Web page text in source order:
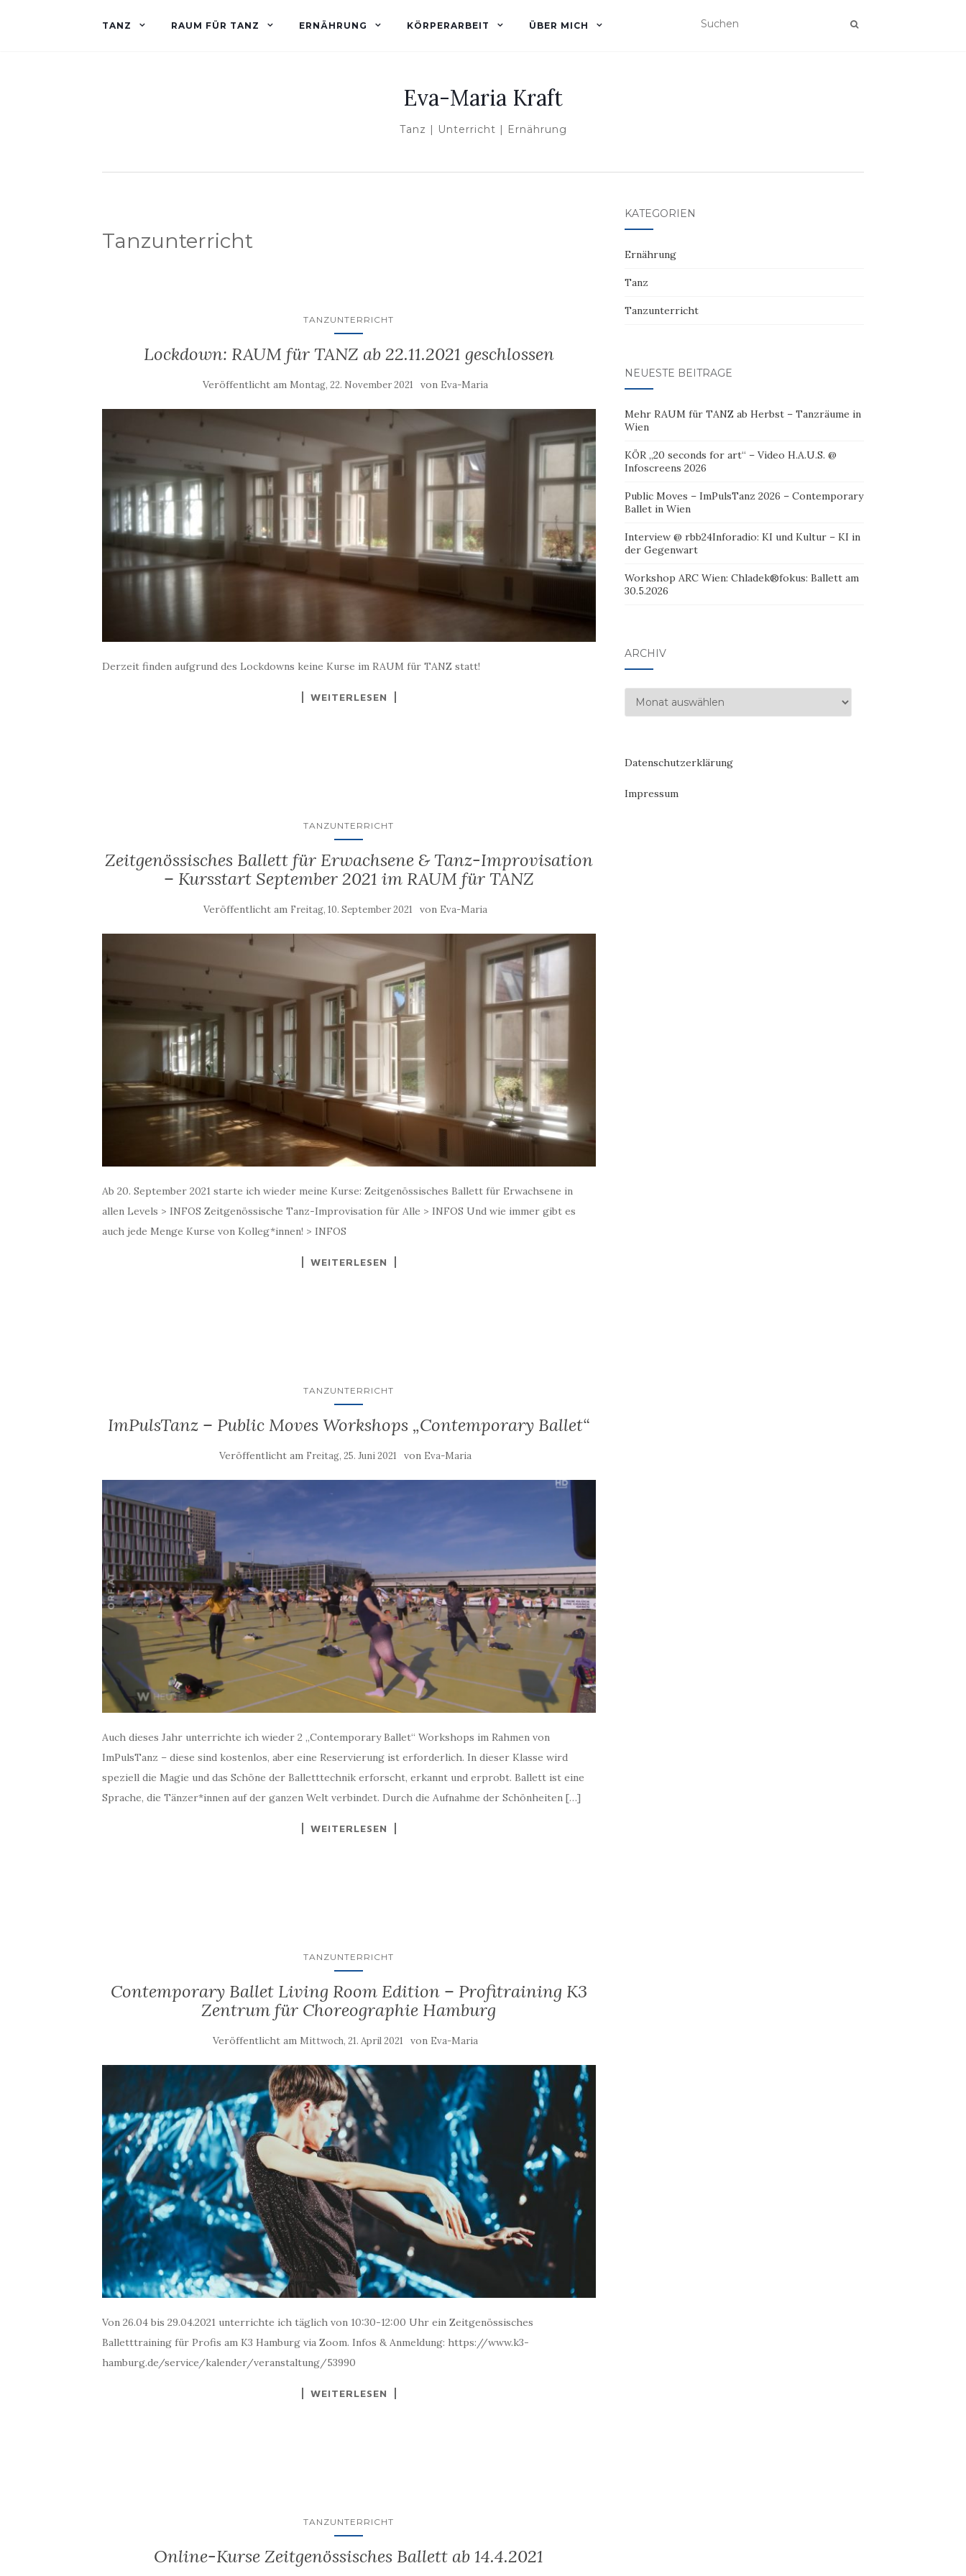
TANZ RAUM FÜR TANZ ERNÄHRUNG KÖRPERARBEIT ÜBER MICH
Eva-Maria Kraft
Tanz | Unterricht | Ernährung
Tanzunterricht
TANZUNTERRICHT
Lockdown: RAUM für TANZ ab 22.11.2021 geschlossen
Veröffentlicht am Montag, 22. November 2021 von Eva-Maria
Derzeit finden aufgrund des Lockdowns keine Kurse im RAUM für TANZ statt!
WEITERLESEN
TANZUNTERRICHT
Zeitgenössisches Ballett für Erwachsene & Tanz-Improvisation
– Kursstart September 2021 im RAUM für TANZ
Veröffentlicht am Freitag, 10. September 2021 von Eva-Maria
Ab 20. September 2021 starte ich wieder meine Kurse: Zeitgenössisches Ballett für Erwachsene in
allen Levels > INFOS Zeitgenössische Tanz-Improvisation für Alle > INFOS Und wie immer gibt es
auch jede Menge Kurse von Kolleg*innen! > INFOS
WEITERLESEN
TANZUNTERRICHT
ImPulsTanz – Public Moves Workshops „Contemporary Ballet“
Veröffentlicht am Freitag, 25. Juni 2021 von Eva-Maria
Auch dieses Jahr unterrichte ich wieder 2 „Contemporary Ballet“ Workshops im Rahmen von
ImPulsTanz – diese sind kostenlos, aber eine Reservierung ist erforderlich. In dieser Klasse wird
speziell die Magie und das Schöne der Balletttechnik erforscht, erkannt und erprobt. Ballett ist eine
Sprache, die Tänzer*innen auf der ganzen Welt verbindet. Durch die Aufnahme der Schönheiten […]
WEITERLESEN
TANZUNTERRICHT
Contemporary Ballet Living Room Edition – Profitraining K3
Zentrum für Choreographie Hamburg
Veröffentlicht am Mittwoch, 21. April 2021 von Eva-Maria
Von 26.04 bis 29.04.2021 unterrichte ich täglich von 10:30-12:00 Uhr ein Zeitgenössisches
Balletttraining für Profis am K3 Hamburg via Zoom. Infos & Anmeldung: https://www.k3-
hamburg.de/service/kalender/veranstaltung/53990
WEITERLESEN
TANZUNTERRICHT
Online-Kurse Zeitgenössisches Ballett ab 14.4.2021
KATEGORIEN
Ernährung
Tanz
Tanzunterricht
NEUESTE BEITRÄGE
Mehr RAUM für TANZ ab Herbst – Tanzräume in
Wien
KÖR „20 seconds for art“ – Video H.A.U.S. @
Infoscreens 2026
Public Moves – ImPulsTanz 2026 – Contemporary
Ballet in Wien
Interview @ rbb24Inforadio: KI und Kultur – KI in
der Gegenwart
Workshop ARC Wien: Chladek®fokus: Ballett am
30.5.2026
ARCHIV
Archiv
Datenschutzerklärung
Impressum